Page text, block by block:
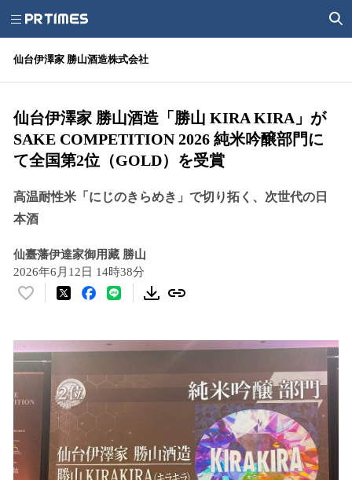
仙台伊澤家 勝山酒造株式会社
仙台伊澤家 勝山酒造「勝山 KIRA KIRA」が
SAKE COMPETITION 2026 純米吟醸部門に
て全国第2位（GOLD）を受賞
高温耐性米「にじのきらめき」で切り拓く、次世代の日
本酒
仙臺藩伊達家御用藏 勝山
2026年6月12日 14時38分
い
！
数
読